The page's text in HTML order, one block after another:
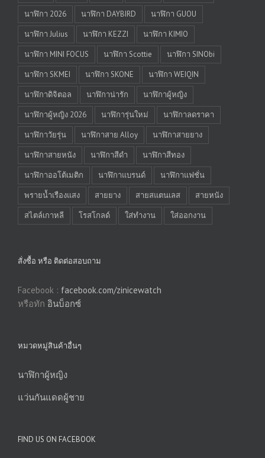
นาฬิกา 2026
นาฬิกา DAYBIRD
นาฬิกา GUOU
นาฬิกา Julius
นาฬิกา KEZZI
นาฬิกา KIMIO
นาฬิกา MINI FOCUS
นาฬิกา Scottie
นาฬิกา SINObi
นาฬิกา SKMEI
นาฬิกา SKONE
นาฬิกา WEIQIN
นาฬิกาดิจิตอล
นาฬิกาน่ารัก
นาฬิกาผู้หญิง
นาฬิกาผู้หญิง 2026
นาฬิการุ่นใหม่
นาฬิกาลดราคา
นาฬิกาวัยรุ่น
นาฬิกาสาย Alloy
นาฬิกาสายยาง
นาฬิกาสายหนัง
นาฬิกาสีดำ
นาฬิกาสีทอง
นาฬิกาออโต้เมติก
นาฬิกาแบรนด์
นาฬิกาแฟชั่น
พรายน้ำเรืองแสง
สายยาง สายสแตนเลส
สายหนัง
สไตล์เกาหลี
โรสโกลด์ ใส่ทำงาน ใส่ออกงาน
สั่งซื้อ หรือ ติดต่อสอบถาม
Facebook : facebook.com/zinicewatch
หรือทัก อินบ็อกซ์
หมวดหมู่สินค้าอื่นๆ
นาฬิกาผู้หญิง
แว่นกันแดดผู้ชาย
FIND US ON FACEBOOK